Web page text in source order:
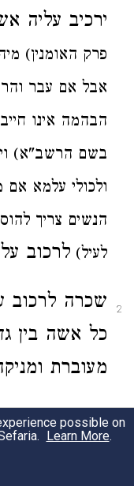
ירכיב עליה
פרק האומנין)
אבל אם עבר
הבהמה אינו
בשם הרשב"א)
ולכולי עלמא
הנשים צריך
לעיל) לרכוב
2 שכרה לרכוב
כל אשה בין
מעוברת
השוכר את
possible on
Learn More.